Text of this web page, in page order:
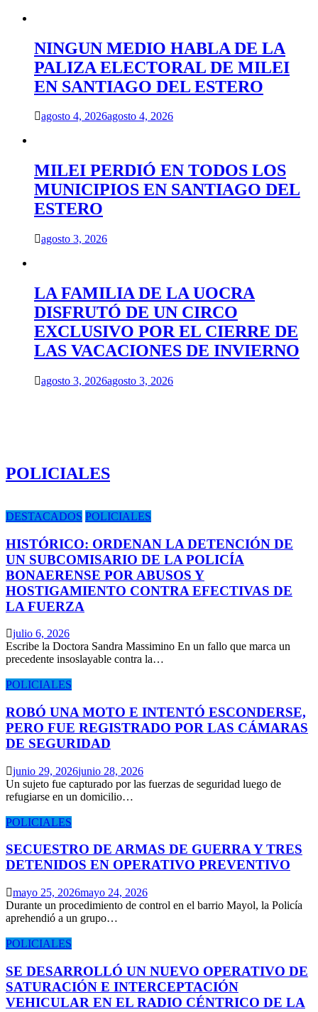
NINGUN MEDIO HABLA DE LA
PALIZA ELECTORAL DE MILEI
EN SANTIAGO DEL ESTERO
agosto 4, 2026agosto 4, 2026
MILEI PERDIÓ EN TODOS LOS
MUNICIPIOS EN SANTIAGO DEL
ESTERO
agosto 3, 2026
LA FAMILIA DE LA UOCRA
DISFRUTÓ DE UN CIRCO
EXCLUSIVO POR EL CIERRE DE
LAS VACACIONES DE INVIERNO
agosto 3, 2026agosto 3, 2026
POLICIALES
DESTACADOS POLICIALES
HISTÓRICO: ORDENAN LA DETENCIÓN DE
UN SUBCOMISARIO DE LA POLICÍA
BONAERENSE POR ABUSOS Y
HOSTIGAMIENTO CONTRA EFECTIVAS DE
LA FUERZA
julio 6, 2026
Escribe la Doctora Sandra Massimino En un fallo que marca un
precedente insoslayable contra la…
POLICIALES
ROBÓ UNA MOTO E INTENTÓ ESCONDERSE,
PERO FUE REGISTRADO POR LAS CÁMARAS
DE SEGURIDAD
junio 29, 2026junio 28, 2026
Un sujeto fue capturado por las fuerzas de seguridad luego de
refugiarse en un domicilio…
POLICIALES
SECUESTRO DE ARMAS DE GUERRA Y TRES
DETENIDOS EN OPERATIVO PREVENTIVO
mayo 25, 2026mayo 24, 2026
Durante un procedimiento de control en el barrio Mayol, la Policía
aprehendió a un grupo…
POLICIALES
SE DESARROLLÓ UN NUEVO OPERATIVO DE
SATURACIÓN E INTERCEPTACIÓN
VEHICULAR EN EL RADIO CÉNTRICO DE LA